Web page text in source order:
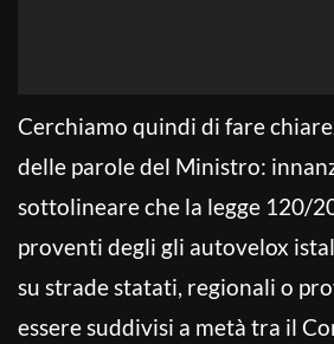
Cerchiamo quindi di fare
delle parole del Ministro:
sottolineare che la legge 120/
proventi degli gli autovelox
su strade statati, regionali o
essere suddivisi a metà tra il